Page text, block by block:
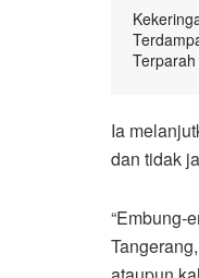
Terparah
Ia
dan tidak
“Embung-